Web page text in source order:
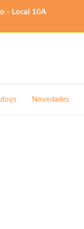
- Local 10A
Novedades